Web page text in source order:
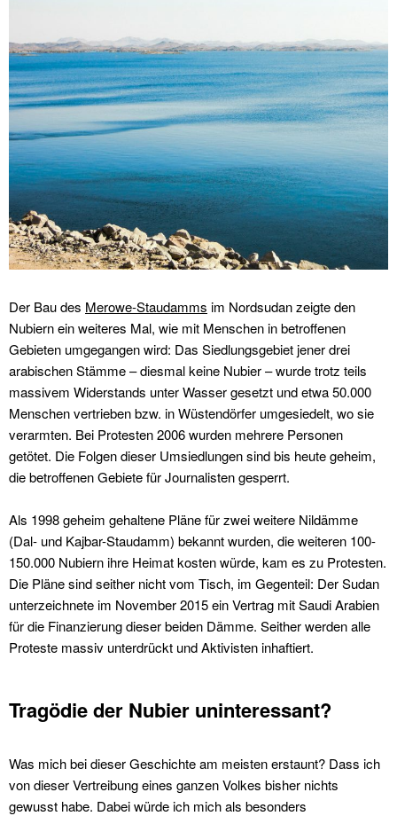
Der Bau des Merowe-Staudamms im Nordsudan zeigte den
Nubiern ein weiteres Mal, wie mit Menschen in betroffenen
Gebieten umgegangen wird: Das Siedlungsgebiet jener drei
arabischen Stämme – diesmal keine Nubier – wurde trotz teils
massivem Widerstands unter Wasser gesetzt und etwa 50.000
Menschen vertrieben bzw. in Wüstendörfer umgesiedelt, wo sie
verarmten. Bei Protesten 2006 wurden mehrere Personen
getötet. Die Folgen dieser Umsiedlungen sind bis heute geheim,
die betroffenen Gebiete für Journalisten gesperrt.
Als 1998 geheim gehaltene Pläne für zwei weitere Nildämme
(Dal- und Kajbar-Staudamm) bekannt wurden, die weiteren 100-
150.000 Nubiern ihre Heimat kosten würde, kam es zu Protesten.
Die Pläne sind seither nicht vom Tisch, im Gegenteil: Der Sudan
unterzeichnete im November 2015 ein Vertrag mit Saudi Arabien
für die Finanzierung dieser beiden Dämme. Seither werden alle
Proteste massiv unterdrückt und Aktivisten inhaftiert.
Tragödie der Nubier uninteressant?
Was mich bei dieser Geschichte am meisten erstaunt? Dass ich
von dieser Vertreibung eines ganzen Volkes bisher nichts
gewusst habe. Dabei würde ich mich als besonders